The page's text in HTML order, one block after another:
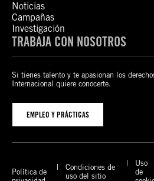
Noticias
Campañas
Investigación
TRABAJA CON NOSOTROS
Si tienes talento y te apasionan los
Internacional quiere conocerte.
EMPLEO Y PRÁCTICAS
Política de
Condiciones de
uso del sitio
Uso
de